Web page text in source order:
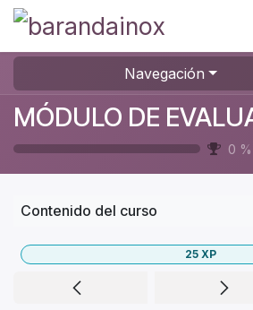
Ir al contenido
Navegación
0 %
Contenido del curso
25 XP